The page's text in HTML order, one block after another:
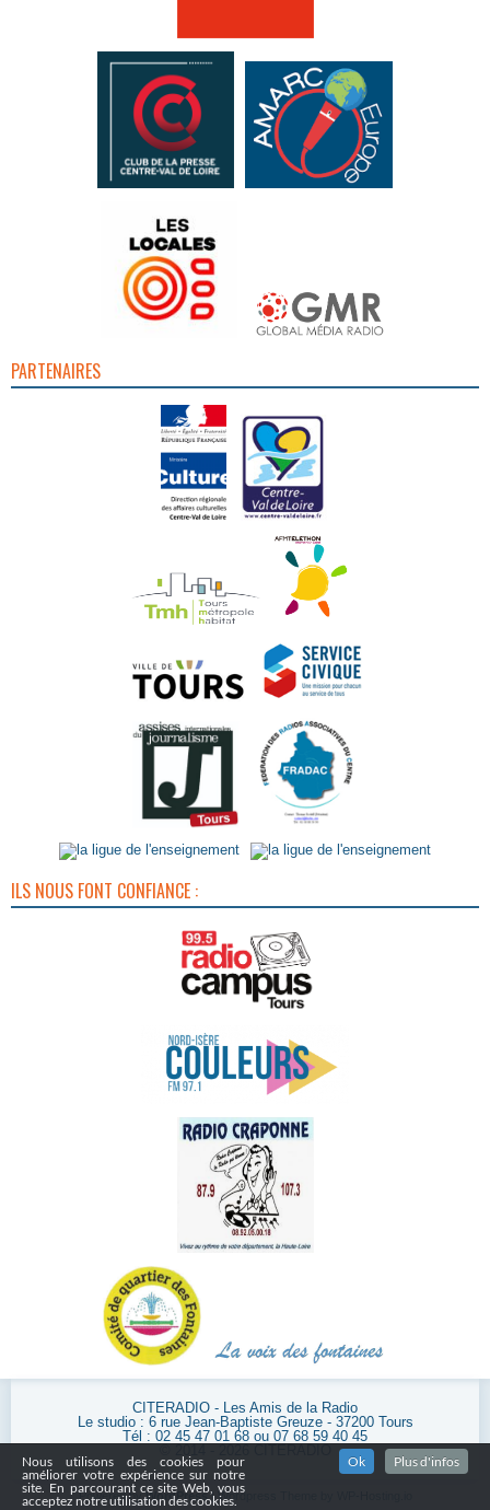
PARTENAIRES
ILS NOUS FONT CONFIANCE :
CITERADIO - Les Amis de la Radio
Le studio : 6 rue Jean-Baptiste Greuze - 37200 Tours
Tél : 02 45 47 01 68 ou 07 68 59 40 45
Powered byWordPress| Wordpress Theme by
Nous utilisons des cookies pour
améliorer votre expérience sur notre
site. En parcourant ce site Web, vous
acceptez notre utilisation des cookies.
Ok Plus d'infos